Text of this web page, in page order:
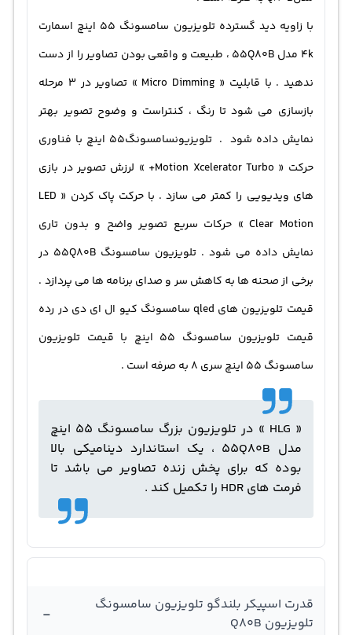
با زاویه دید گسترده تلویزیون سامسونگ 55 اینچ اسمارت
4k مدل 55Q80B ، طبیعت و واقعی بودن تصاویر را از دست
ندهید . با قابلیت « Micro Dimming » تصاویر در 3 مرحله
بازسازی می شود تا رنگ ، کنتراست و وضوح تصویر بهتر
نمایش داده شود . تلویزیونسامسونگ55 اینچ با فناوری
حرکت « Motion Xcelerator Turbo+ » لرزش تصویر در بازی
های ویدیویی را کمتر می سازد . با حرکت پاک کردن « LED
Clear Motion » حرکات سریع تصویر واضح و بدون تاری
نمایش داده می شود . تلویزیون سامسونگ 55Q80B در
برخی از صحنه ها به کاهش سر و صدای برنامه ها می پردازد .
قیمت تلویزیون های qled سامسونگ کیو ال ای دی در رده
قیمت تلویزیون سامسونگ 55 اینچ با قیمت تلویزیون
سامسونگ 55 اینچ سری 8 به صرفه است .
« HLG » در تلویزیون بزرگ سامسونگ 55 اینچ
مدل 55Q80B ، یک استاندارد دینامیکی بالا
بوده که برای پخش زنده تصاویر می باشد تا
فرمت های HDR را تکمیل کند .
قدرت اسپیکر بلندگو تلویزیون سامسونگ
تلویزیون Q80B
-